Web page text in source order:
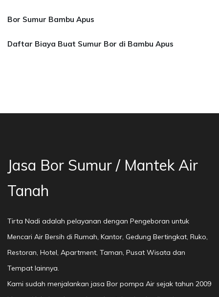
Bor Sumur Bambu Apus
Daftar Biaya Buat Sumur Bor di Bambu Apus
Jasa Bor Sumur / Mantek Air
Tanah
Tirta Nadi adalah pelayanan dengan Pengeboran untuk
Mencari Air Bersih di Rumah, Kantor, Gedung Bertingkat, Ruko,
Restoran, Hotel, Apartment, Taman, Pusat Wisata dan
Tempat lainnya.
Kami sudah menjalankan jasa Bor pompa Air sejak tahun 2009